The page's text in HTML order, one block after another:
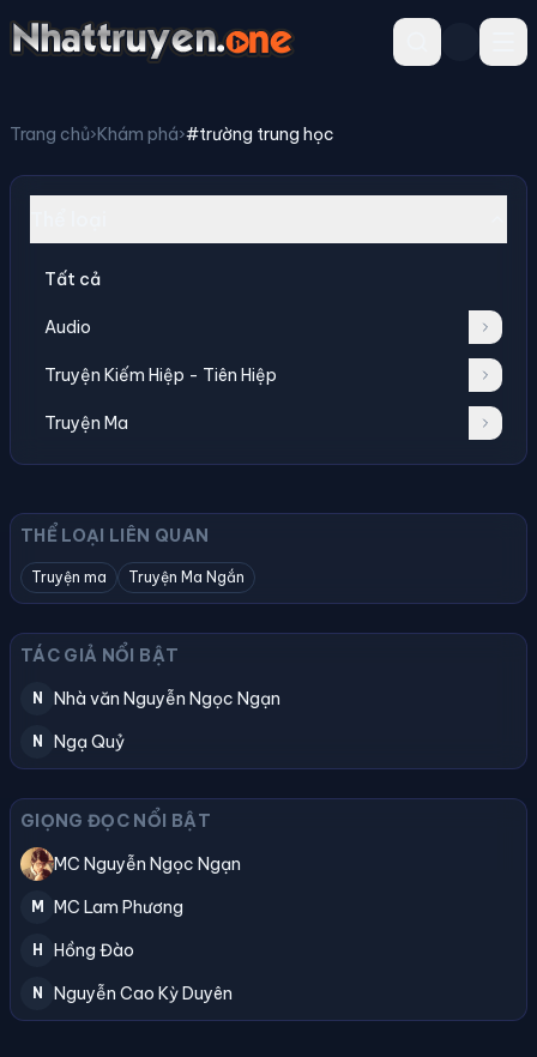
Trang chủ›Khám phá›#trường trung học
Tất cả
Audio
Truyện Kiếm Hiệp - Tiên Hiệp
Truyện Ma
THỂ LOẠI LIÊN QUAN
Truyện ma Truyện Ma Ngắn
TÁC GIẢ NỔI BẬT
N Nhà văn Nguyễn Ngọc Ngạn
N Ngạ Quỷ
GIỌNG ĐỌC NỔI BẬT
MC Nguyễn Ngọc Ngạn
M MC Lam Phương
H Hồng Đào
N Nguyễn Cao Kỳ Duyên